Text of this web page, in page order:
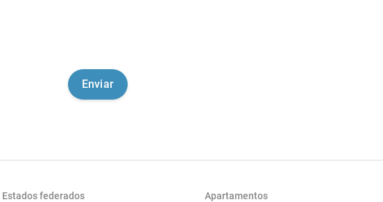
Estados federados
Apartamentos